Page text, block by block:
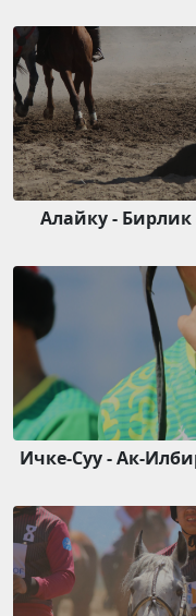
Алайку - Бирлик
Ичке-Суу - Ак-